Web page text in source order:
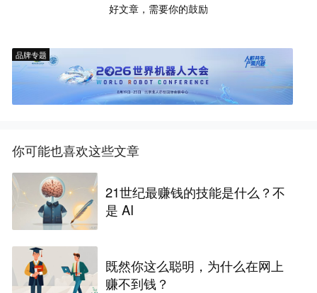
好文章，需要你的鼓励
品牌专题
你可能也喜欢这些文章
21世纪最赚钱的技能是什么？不
是 AI
既然你这么聪明，为什么在网上
赚不到钱？